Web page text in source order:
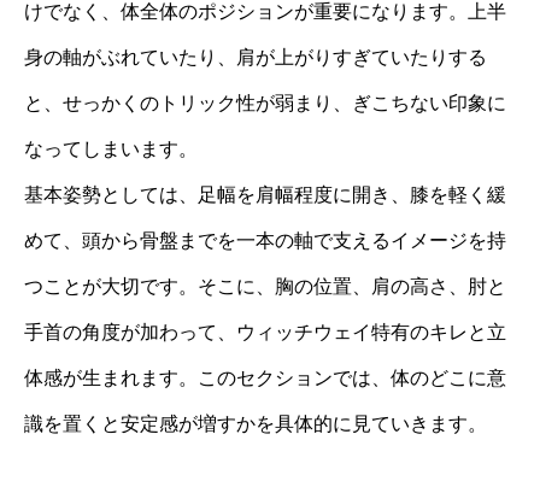
けでなく、体全体のポジションが重要になります。上半
身の軸がぶれていたり、肩が上がりすぎていたりする
と、せっかくのトリック性が弱まり、ぎこちない印象に
なってしまいます。
基本姿勢としては、足幅を肩幅程度に開き、膝を軽く緩
めて、頭から骨盤までを一本の軸で支えるイメージを持
つことが大切です。そこに、胸の位置、肩の高さ、肘と
手首の角度が加わって、ウィッチウェイ特有のキレと立
体感が生まれます。このセクションでは、体のどこに意
識を置くと安定感が増すかを具体的に見ていきます。